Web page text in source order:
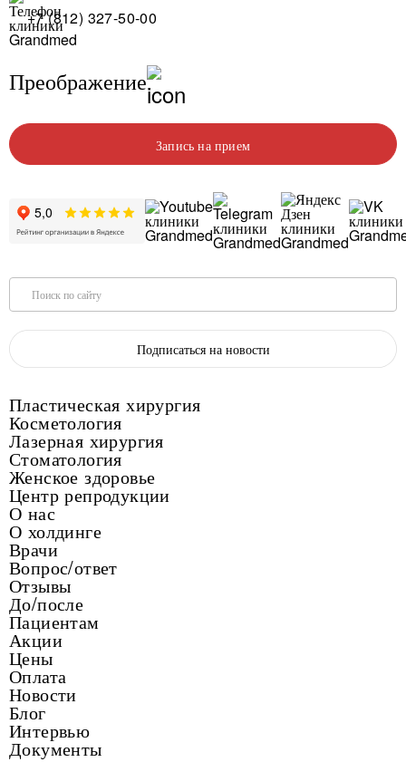
+7 (812) 327-50-00
Преображение
Запись на прием
Поиск по сайту
Подписаться на новости
Пластическая хирургия
Косметология
Лазерная хирургия
Стоматология
Женское здоровье
Центр репродукции
О нас
О холдинге
Врачи
Вопрос/ответ
Отзывы
До/после
Пациентам
Акции
Цены
Оплата
Новости
Блог
Интервью
Документы